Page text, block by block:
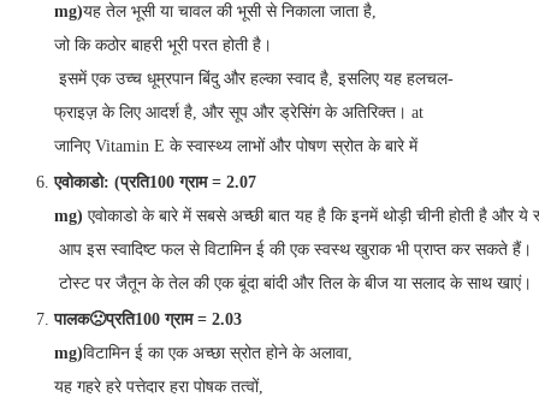
mg)यह तेल भूसी या चावल की भूसी से निकाला जाता है,
जो कि कठोर बाहरी भूरी परत होती है।
इसमें एक उच्च धूम्रपान बिंदु और हल्का स्वाद है, इसलिए यह हलचल-
फ्राइज़ के लिए आदर्श है, और सूप और ड्रेसिंग के अतिरिक्त। at
जानिए Vitamin E के स्वास्थ्य लाभों और पोषण स्रोत के बारे में
एवोकाडो: (प्रति100ग्राम= 2.07
mg) एवोकाडो के बारे में सबसे अच्छी बात यह है कि इनमें थोड़ी चीनी होती है और
आप इस स्वादिष्ट फल से विटामिन ई की एक स्वस्थ खुराक भी प्राप्त कर सकते हैं।
टोस्ट पर जैतून के तेल की एक बूंदा बांदी और तिल के बीज या सलाद के साथ खाएं।
पालक🙁प्रति100ग्राम= 2.03
mg)विटामिन ई का एक अच्छा स्रोत होने के अलावा,
यह गहरे हरे पत्तेदार हरा पोषक तत्वों,